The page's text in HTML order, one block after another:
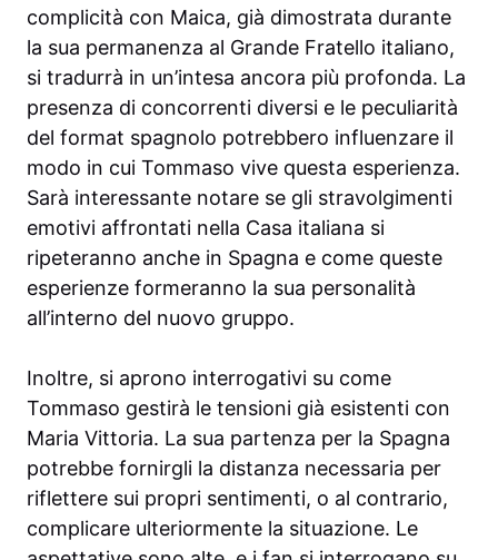
complicità con Maica, già dimostrata durante
la sua permanenza al Grande Fratello italiano,
si tradurrà in un’intesa ancora più profonda. La
presenza di concorrenti diversi e le peculiarità
del format spagnolo potrebbero influenzare il
modo in cui Tommaso vive questa esperienza.
Sarà interessante notare se gli stravolgimenti
emotivi affrontati nella Casa italiana si
ripeteranno anche in Spagna e come queste
esperienze formeranno la sua personalità
all’interno del nuovo gruppo.
Inoltre, si aprono interrogativi su come
Tommaso gestirà le tensioni già esistenti con
Maria Vittoria. La sua partenza per la Spagna
potrebbe fornirgli la distanza necessaria per
riflettere sui propri sentimenti, o al contrario,
complicare ulteriormente la situazione. Le